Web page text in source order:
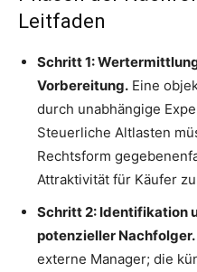
Leitfaden
Schritt 1:
Vorbereitung. Eine
durch unabhängige
Steuerliche Altlasten
Rechtsform
Attraktivität für Käufer
Schritt 2: Identifikation
potenzieller Nachfolger.
externe Manager; die